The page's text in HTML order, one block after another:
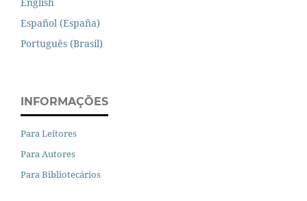
Español (España)
Português (Brasil)
INFORMAÇÕES
Para Leitores
Para Autores
Para Bibliotecários